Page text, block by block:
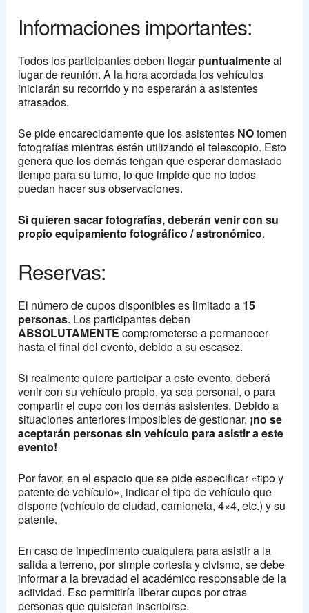
Informaciones importantes:
Todos los participantes deben llegarpuntualmenteal
lugar de reunión. A la hora acordada los vehículos
iniciarán su recorrido y no esperarán a asistentes
atrasados.
Se pide encarecidamente que los asistentes NOtomen
fotografías mientras estén utilizando el telescopio. Esto
genera que los demás tengan que esperar demasiado
tiempo para su turno, lo que impide que no todos
puedan hacer sus observaciones.
Si quieren sacar fotografías, deberán venir con su
propio equipamiento fotográfico / astronómico.
Reservas:
El número de cupos disponibles es limitado a 15
personas. Los participantes deben
ABSOLUTAMENTE comprometerse a permanecer
hasta el final del evento, debido a su escasez.
Si realmente quiere participar a este evento, deberá
venir con su vehículo propio, ya sea personal, o para
compartir el cupo con los demás asistentes. Debido a
situaciones anteriores imposibles de gestionar, ¡no se
aceptarán personas sin vehículo para asistir a este
evento!
Por favor, en el espacio que se pide especificar «tipo y
patente de vehículo», indicar el tipo de vehículo que
dispone (vehículo de ciudad, camioneta, 4×4, etc.) y su
patente.
En caso de impedimento cualquiera para asistir a la
salida a terreno, por simple cortesia y civismo, se debe
informar a la brevadad el académico responsable de la
actividad. Eso permitiría liberar cupos por otras
personas que quisieran inscribirse.